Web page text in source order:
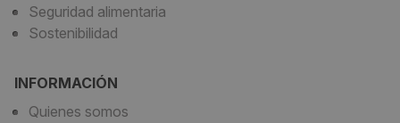
Seguridad alimentaria
Sostenibilidad
INFORMACIÓN
Quienes somos